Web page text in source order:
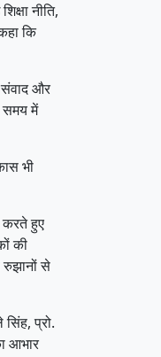
नीति,
कि
संवाद और
समय में
भी
करते हुए
की
रुझानों से
प्रो.
आभार